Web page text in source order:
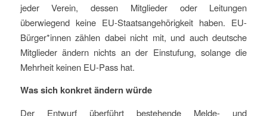
jeder Verein, dessen Mitglieder oder Leitungen
überwiegend keine EU-Staatsangehörigkeit haben. EU-
Bürger*innen zählen dabei nicht mit, und auch deutsche
Mitglieder ändern nichts an der Einstufung, solange die
Mehrheit keinen EU-Pass hat.
Was sich konkret ändern würde
Der Entwurf überführt bestehende Melde- und